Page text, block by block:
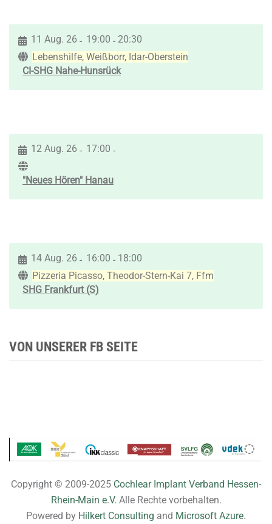
11 Aug. 26 - 19:00 - 20:30
Lebenshilfe, Weißborr, Idar-Oberstein
CI-SHG Nahe-Hunsrück
12 Aug. 26 - 17:00 -
"Neues Hören" Hanau
14 Aug. 26 - 16:00 - 18:00
Pizzeria Picasso, Theodor-Stern-Kai 7, Ffm
SHG Frankfurt (S)
VON UNSERER FB SEITE
Copyright © 2009-2025 Cochlear Implant Verband Hessen-
Rhein-Main e.V. Alle Rechte vorbehalten.
Powered by Hilkert Consulting and Microsoft Azure.